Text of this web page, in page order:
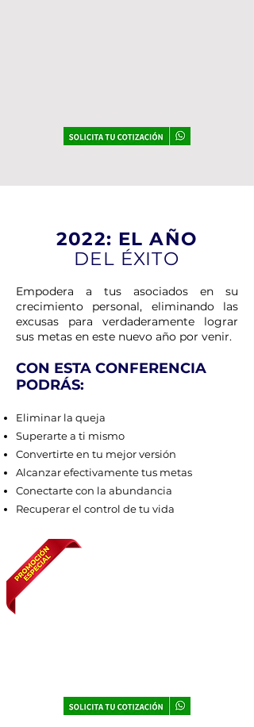
2022: EL AÑO
DEL ÉXITO
Empodera a tus asociados en su
crecimiento personal, eliminando las
excusas para verdaderamente lograr
sus metas en este nuevo año por venir.
CON ESTA CONFERENCIA
PODRÁS:
Eliminar la queja
Superarte a ti mismo
Convertirte en tu mejor versión
Alcanzar efectivamente tus metas
Conectarte con la abundancia
Recuperar el control de tu vida